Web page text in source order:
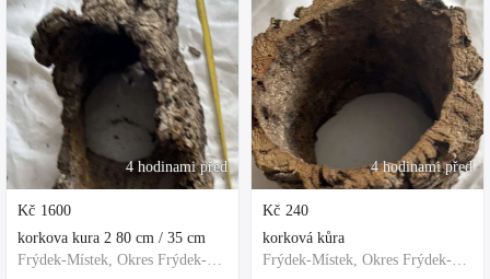
4 hodinami před
Kč 1600
korkova kura 2 80 cm / 35 cm
Frýdek-Místek, Okres Frýdek-Místek, Česko
4 hodinami před
Kč 240
korková kůra
Frýdek-Místek, Okres Frýdek-Místek, Česko